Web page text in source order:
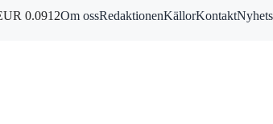
0.0912Om ossRedaktionenKällorKontakt